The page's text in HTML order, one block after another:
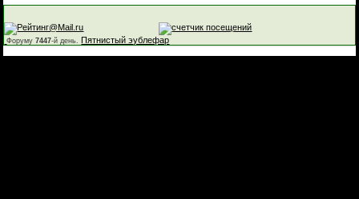
Форуму7447-й день. Пятнистый эублефар